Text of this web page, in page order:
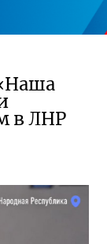
в ЛНР